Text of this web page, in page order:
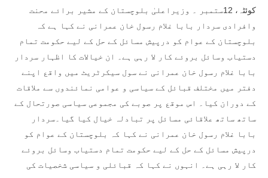
کوئٹہ، 12ستمبر ۔ وزیراعلیٰ بلوچستان کے مشیر برائے محنت
وافرادی سردار بابا غلام رسول خان عمرانی نے کہا ہے کہ
بلوچستان کے عوام کو درپیش مسائل کے حل کے لیے حکومت تمام
دستیاب وسائل بروئے کار لا رہی ہے۔ ان خیالات کا اظہار سردار
بابا غلام رسول خان عمرانی نے سول سیکرٹریٹ میں واقع اپنے
دفتر میں مختلف قبائل کے سیاسی و عوامی نمائندوں سے ملاقات
کے دوران کیا۔ اس موقع پر صوبے کی مجموعی سیاسی صورتحال کے
ساتھ ساتھ علاقائی مسائل پر تبادلہ خیال کیا گیا۔سردار
بابا غلام رسول خان عمرانی نے کہا کہ بلوچستان کے عوام کو
درپیش مسائل کے حل کے لیے حکومت تمام دستیاب وسائل بروئے
کار لا رہی ہے۔ انہوں نے کہا کہ قبائلی و سیاسی شخصیات کی